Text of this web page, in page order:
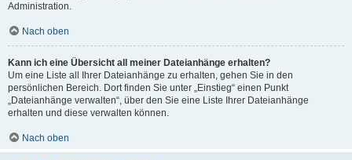
Administration.
Nach oben
Kann ich eine Übersicht all meiner Dateianhänge erhalten?
Um eine Liste all Ihrer Dateianhänge zu erhalten, gehen Sie in den
persönlichen Bereich. Dort finden Sie unter „Einstieg“ einen Punkt
„Dateianhänge verwalten“, über den Sie eine Liste Ihrer Dateianhänge
erhalten und diese verwalten können.
Nach oben